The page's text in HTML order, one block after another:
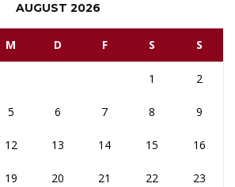
AUGUST 2026
M D F S S
1 2
5 6 7 8 9
12 13 14 15 16
19 20 21 22 23